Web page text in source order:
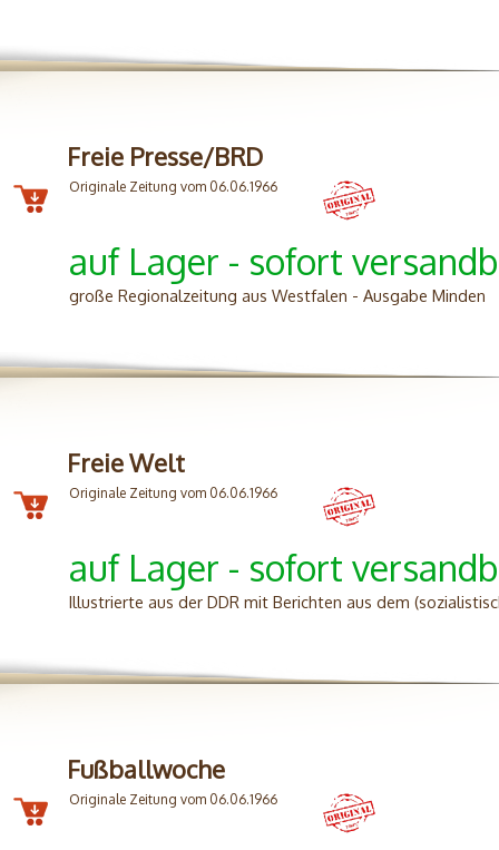
Freie Presse/BRD
Originale Zeitung vom 06.06.1966
auf Lager - sofort
große Regionalzeitung aus Westfalen - Ausgabe Minden
Freie Welt
Originale Zeitung vom 06.06.1966
auf Lager - sofort
Illustrierte aus der DDR mit Berichten aus dem
Fußballwoche
Originale Zeitung vom 06.06.1966